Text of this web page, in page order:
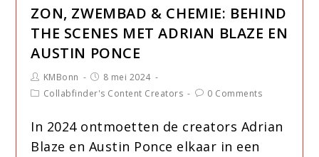
ZON, ZWEMBAD & CHEMIE: BEHIND
THE SCENES MET ADRIAN BLAZE EN
AUSTIN PONCE
KMBonn
8 mei 2024
Collabfinder's Content Creators
0 Comments
In 2024 ontmoetten de creators Adrian
Blaze en Austin Ponce elkaar in een